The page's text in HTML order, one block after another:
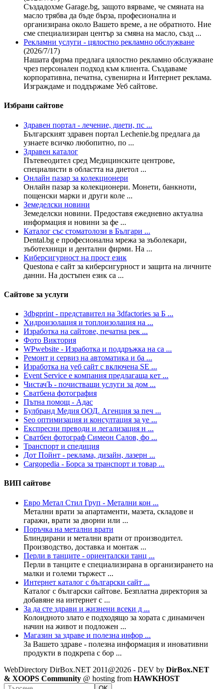
Създадохме Garage.bg, защото вярваме, че смяната на
масло трябва да бъде бърза, професионална и
организирана около Вашето време, а не обратното. Ние
сме специализиран център за смяна на масло, създ ...
Рекламни услуги - цялостно рекламно обслужване
(2026/7/17)
Нашата фирма предлага цялостно рекламно обслужване
чрез персонален подход към клиента. Създаваме
корпоративна, печатна, сувенирна и Интернет реклама.
Изграждаме и поддържаме Уеб сайтове.
Избрани сайтове
Здравен портал - лечение, диети, пс ...
Българският здравен портал Lechenie.bg предлага да
узнаете всичко любопитно, по ...
Здравен каталог
Пътевеодител сред Медицинските центрове,
специалисти в областта на диетол ...
Онлайн пазар за колекционери
Онлайн пазар за колекционери. Монети, банкноти,
пощенски марки и други коле ...
Земеделски новини
Земеделски новини. Предоставя ежедневно актуална
информация и новини за фе ...
Каталог със стоматолози в Българи ...
Dental.bg е професионална мрежа за зъболекари,
зъботехници и дентални фирми. На ...
Киберсигурност на прост език
Questona е сайт за киберсигурност и защита на личните
данни. На достъпен език са ...
Сайтове за услуги
3dbgprint - представител на 3dfactories за Б ...
Хидроизолация и топлоизолация на ...
Изработка на сайтове, печатна рек ...
Фото Виктория
WPwebsite - Изработка и поддръжка на са ...
Ремонт и сервиз на автоматика и ба ...
Изработка на уеб сайт с включена SE ...
Event Service е компания предлагаща кет ...
ЧистачЪ - почистващи услуги за дом ...
Сватбена фотография
Пътна помощ - Адас
Булбранд Медия ООД. Агенция за печ ...
Seo оптимизация и консултация за уе ...
Експресни преводи и легализация н ...
Сватбен фотограф Симеон Салов, фо ...
Транспорт и спедиция
Дот Пойнт - реклама, дизайн, лазерн ...
Cargopedia - Борса за транспорт и товар ...
ВИП сайтове
Евро Метал Стил Груп - Метални кон ...
Метални врати за апартаменти, мазета, складове и
гаражи, врати за дворни или ...
Поръчка на метални врати
Блиндирани и метални врати от производител.
Производство, доставка и монтаж ...
Перли в танците - ориенталски танц ...
Перли в танците е специализирана в организирането на
малки и големи тържест ...
Интернет каталог с български сайт ...
Каталог с български сайтове. Безплатна директория за
добавяне на интернет с ...
За да сте здрави и жизнени всеки д ...
Колoидното злато е подходящо за хората с динамичен
начин на живот и подложен ...
Магазин за здраве и полезна инфор ...
За Вашето здраве - полезна информация и иновативни
продукти в подкрепа с бор ...
WebDirectory DirBox.NET 2011@2026 - DEV by DirBox.NET
& XOOPS Community @ hosting from HAWKHOST